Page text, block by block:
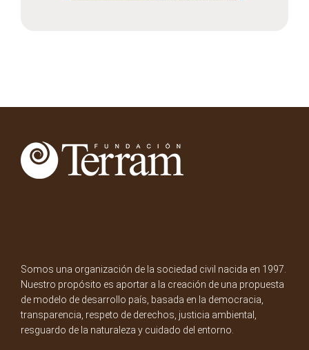
Somos una organización de la sociedad civil nacida en 1997.
Nuestro propósito es aportar a la creación de una propuesta
de modelo de desarrollo país, basada en la democracia,
transparencia, respeto de derechos, justicia ambiental,
resguardo de la naturaleza y cuidado del entorno.